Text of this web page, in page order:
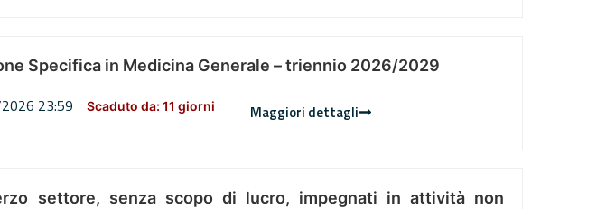
Specifica in Medicina Generale – triennio 2026/2029
23:59 Scaduto da: 11 giorni Maggiori dettagli
settore, senza scopo di lucro, impegnati in attività non